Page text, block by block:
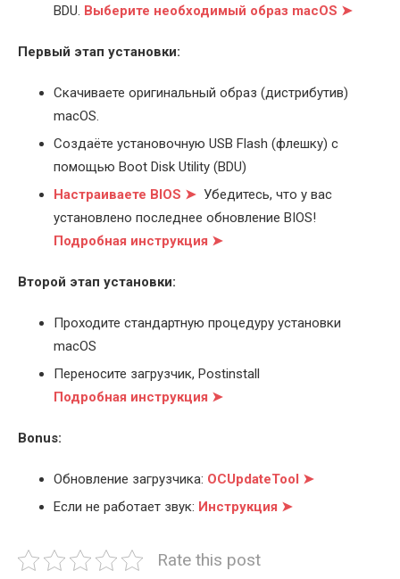
BDU. Выберите необходимый образ macOS ➤
Первый этап установки:
Скачиваете оригинальный образ (дистрибутив)
macOS.
Создаёте установочную USB Flash (флешку) с
помощью Boot Disk Utility (BDU)
Настраиваете BIOS ➤ Убедитесь, что у вас
установлено последнее обновление BIOS!
Подробная инструкция ➤
Второй этап установки:
Проходите стандартную процедуру установки
macOS
Переносите загрузчик, Postinstall
Подробная инструкция ➤
Bonus:
Обновление загрузчика: OCUpdateTool ➤
Если не работает звук: Инструкция ➤
Rate this post